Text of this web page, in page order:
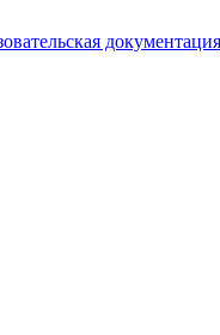
документация